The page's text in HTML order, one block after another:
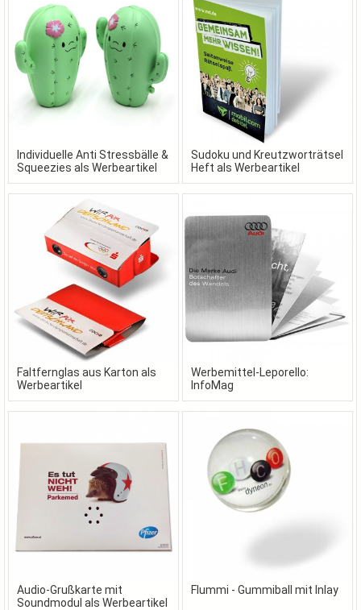
Individuelle Anti Stressbälle &
Squeezies als Werbeartikel
Sudoku und Kreutzworträtsel
Heft als Werbeartikel
Faltfernglas aus Karton als
Werbeartikel
Werbemittel-Leporello:
InfoMag
Audio-Grußkarte mit
Soundmodul als Werbeartikel
Flummi - Gummiball mit Inlay